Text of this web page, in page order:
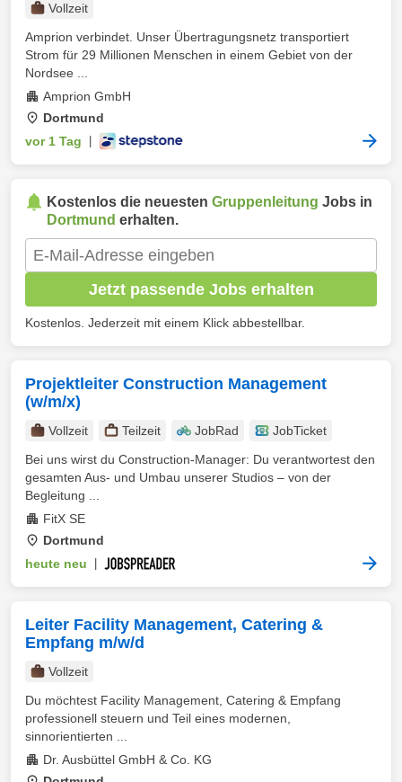
Vollzeit
Amprion verbindet. Unser Übertragungsnetz transportiert
Strom für 29 Millionen Menschen in einem Gebiet von der
Nordsee ...
Amprion GmbH
Dortmund
vor 1 Tag
Kostenlos die neuesten Gruppenleitung Jobs in
Dortmund erhalten.
Jetzt passende Jobs erhalten
Kostenlos. Jederzeit mit einem Klick abbestellbar.
Projektleiter Construction Management
(w/m/x)
Vollzeit Teilzeit JobRad
JobTicket
Bei uns wirst du Construction-Manager: Du verantwortest den
gesamten Aus- und Umbau unserer Studios – von der
Begleitung ...
FitX SE
Dortmund
heute neu
Leiter Facility Management, Catering &
Empfang m/w/d
Vollzeit
Du möchtest Facility Management, Catering & Empfang
professionell steuern und Teil eines modernen,
sinnorientierten ...
Dr. Ausbüttel GmbH & Co. KG